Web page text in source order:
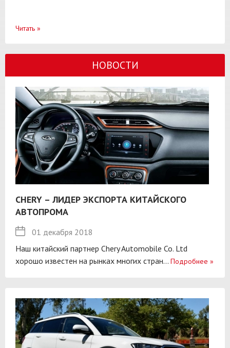
Читать »
НОВОСТИ
CHERY – ЛИДЕР ЭКСПОРТА КИТАЙСКОГО
АВТОПРОМА
01 декабря 2018
Наш китайский партнер Chery Automobile Co. Ltd
хорошо известен на рынках многих стран... Подробнее »